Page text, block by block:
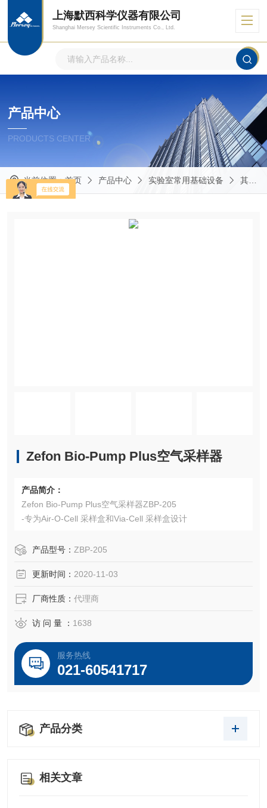
上海默西科学仪器有限公司
Shanghai Mersey Scientific Instruments Co., Ltd.
产品中心
PRODUCTS CENTER
当前位置：首页 产品中心 实验室常用基础设备 其他实验室常用仪器设备
Zefon Bio-Pump Plus空气采样器
产品简介：
Zefon Bio-Pump Plus空气采样器ZBP-205
-专为Air-O-Cell 采样盒和Via-Cell 采样盒设计
产品型号： ZBP-205
更新时间： 2020-11-03
厂商性质： 代理商
访 问 量 ： 1638
服务热线
021-60541717
产品分类
相关文章